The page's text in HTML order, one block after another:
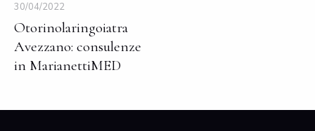
30/04/2022
Otorinolaringoiatra
Avezzano: consulenze
in MarianettiMED